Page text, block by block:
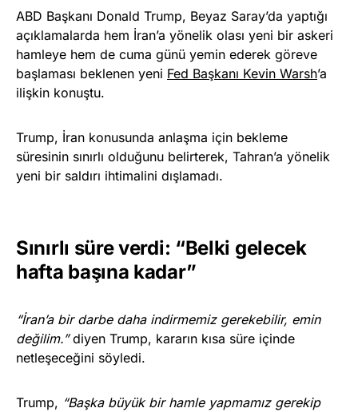
ABD Başkanı Donald Trump, Beyaz Saray’da yaptığı
açıklamalarda hem İran’a yönelik olası yeni bir askeri
hamleye hem de cuma günü yemin ederek göreve
başlaması beklenen yeni Fed Başkanı Kevin Warsh’a
ilişkin konuştu.
Trump, İran konusunda anlaşma için bekleme
süresinin sınırlı olduğunu belirterek, Tahran’a yönelik
yeni bir saldırı ihtimalini dışlamadı.
Sınırlı süre verdi: “Belki gelecek
hafta başına kadar”
“İran’a bir darbe daha indirmemiz gerekebilir, emin
değilim.”diyen Trump, kararın kısa süre içinde
netleşeceğini söyledi.
Trump, “Başka büyük bir hamle yapmamız gerekip